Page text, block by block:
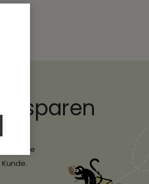
sparen
für ihre